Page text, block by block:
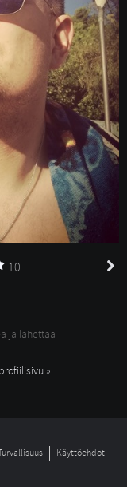
10
ja lähettää
»
Käyttöehdot